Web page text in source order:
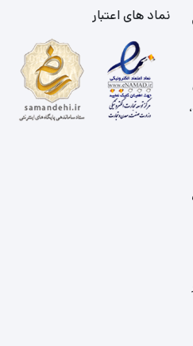
نماد های اعتبار